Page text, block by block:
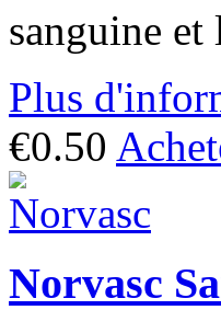
sanguine
Plus
€0.50
Norvasc